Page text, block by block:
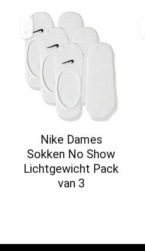
Nike Dames
Sokken No Show
Lichtgewicht Pack
van 3